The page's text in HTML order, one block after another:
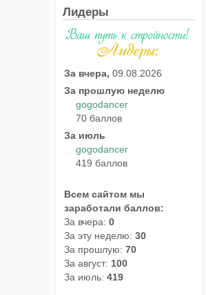
Лидеры
За вчера, 09.08.2026
За прошлую неделю
gogodancer
70 баллов
За июль
gogodancer
419 баллов
Всем сайтом мы
заработали баллов:
За вчера: 0
За эту неделю: 30
За прошлую: 70
За август: 100
За июль: 419